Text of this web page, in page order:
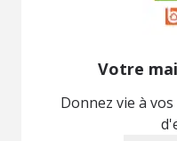
Votre
Donnez vie à